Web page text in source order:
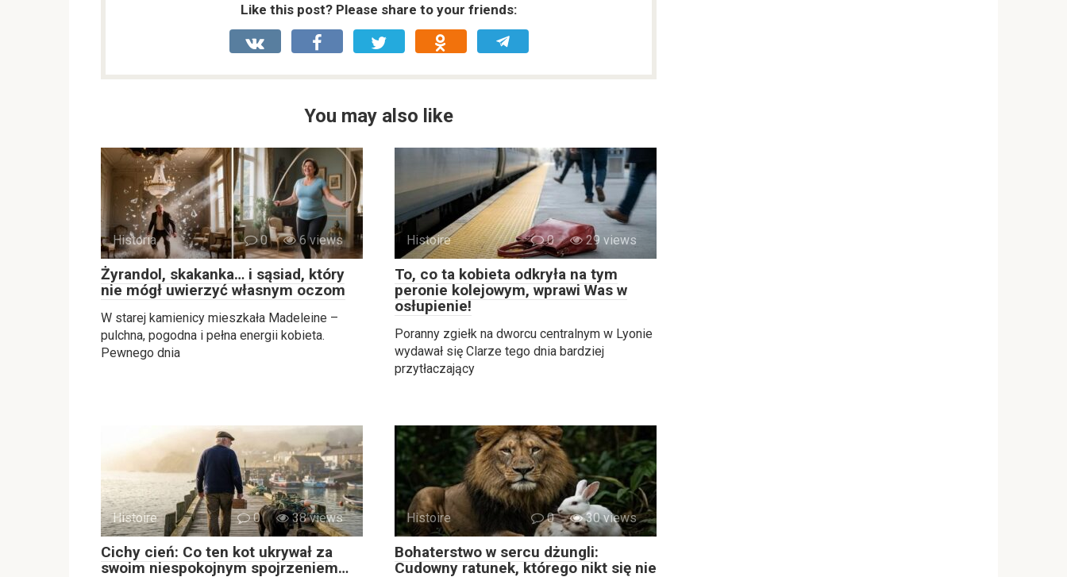
Like this post? Please share to your friends:
You may also like
Historia 0 6 views
Żyrandol, skakanka… i sąsiad, który
nie mógł uwierzyć własnym oczom
W starej kamienicy mieszkała Madeleine –
pulchna, pogodna i pełna energii kobieta.
Pewnego dnia
Histoire 0 29 views
To, co ta kobieta odkryła na tym
peronie kolejowym, wprawi Was w
osłupienie!
Poranny zgiełk na dworcu centralnym w Lyonie
wydawał się Clarze tego dnia bardziej
przytłaczający
Histoire 0 38 views
Cichy cień: Co ten kot ukrywał za
swoim niespokojnym spojrzeniem…
Histoire 0 30 views
Bohaterstwo w sercu dżungli:
Cudowny ratunek, którego nikt się nie